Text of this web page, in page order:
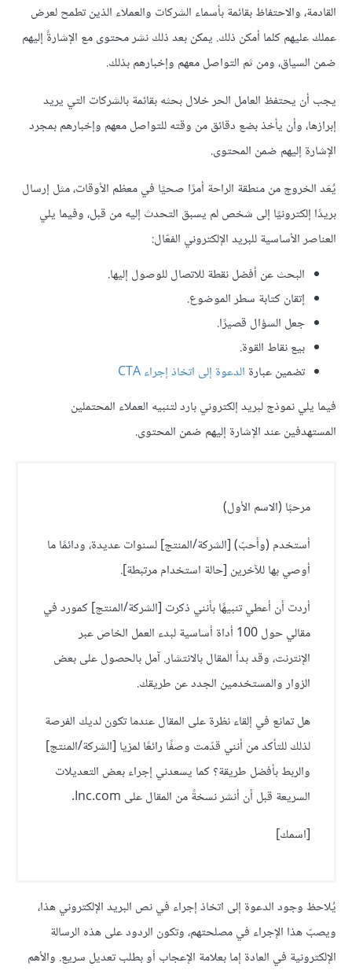
القادمة، والاحتفاظ بقائمة بأسماء الشركات والعملاء الذين تطمح لعرض
عملك عليهم كلما أمكن ذلك. يمكن بعد ذلك نشر محتوى مع الإشارةً إليهم
ضمن السياق، ومن ثم التواصل معهم وإخبارهم بذلك.
يجب أن يحتفظ العامل الحر خلال بحثه بقائمة بالشركات التي يريد
إبرازها، وأن يأخذ بضع دقائق من وقته للتواصل معهم وإخبارهم بمجرد
الإشارة إليهم ضمن المحتوى.
يُعَد الخروج من منطقة الراحة أمرًا صحيًا في معظم الأوقات، مثل إرسال
بريدًا إلكترونيًا إلى شخص لم يسبق التحدث إليه من قبل، وفيما يلي
العناصر الأساسية للبريد الإلكتروني الفعّال:
البحث عن أفضل نقطة للاتصال للوصول إليها.
إتقان كتابة سطر الموضوع.
جعل السؤال قصيرًا.
بيع نقاط القوة.
تضمين عبارة الدعوة إلى اتخاذ إجراء CTA
فيما يلي نموذج لبريد إلكتروني بارد لتنبيه العملاء المحتملين
المستهدفين عند الإشارة إليهم ضمن المحتوى.
مرحبًا (الاسم الأول)
أستخدم (وأحبّ) [الشركة/المنتج] لسنوات عديدة، ودائمًا ما
أوصي بها للآخرين [حالة استخدام مرتبطة].
أردت أن أعطي تنبيهًا بأنني ذكرت [الشركة/المنتج] كمورد في
مقالي حول 100 أداة أساسية لبدء العمل الخاص عبر
الإنترنت، وقد بدأ المقال بالانتشار. آمل بالحصول على بعض
الزوار والمستخدمين الجدد عن طريقك.
هل تمانع في إلقاء نظرة على المقال عندما تكون لديك الفرصة
لذلك للتأكد من أنني قدّمت وصفًا رائعًا لمزيا [الشركة/المنتج]
والربط بأفضل طريقة؟ كما يسعدني إجراء بعض التعديلات
السريعة قبل أن أنشر نسخةً من المقال على Inc.com.
[اسمك]
يُلاحظ وجود الدعوة إلى اتخاذ إجراء في نص البريد الإلكتروني هذا،
ويصبّ هذا الإجراء في مصلحتهم، وتكون الردود على هذه الرسالة
الإلكترونية في العادة إما بعلامة الإعجاب أو بطلب تعديل سريع. والأهم